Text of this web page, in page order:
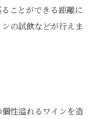
ことができる距離に
の試飲などが行えま
性溢れるワインを造